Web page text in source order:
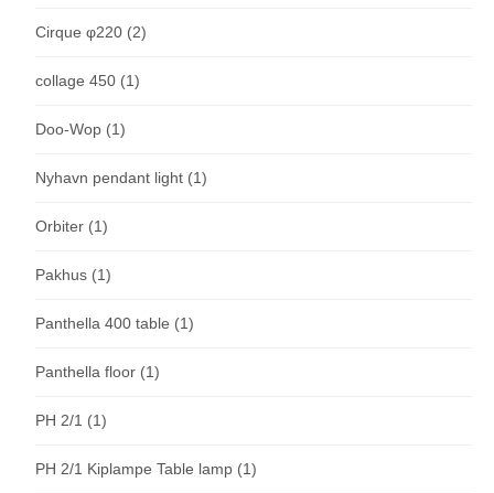
Cirque φ220 (2)
collage 450 (1)
Doo-Wop (1)
Nyhavn pendant light (1)
Orbiter (1)
Pakhus (1)
Panthella 400 table (1)
Panthella floor (1)
PH 2/1 (1)
PH 2/1 Kiplampe Table lamp (1)